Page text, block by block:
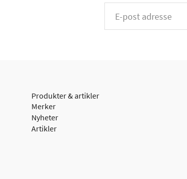
Produkter & artikler
Merker
Nyheter
Artikler